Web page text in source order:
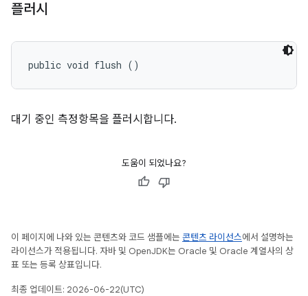
플러시
public void flush ()
대기 중인 측정항목을 플러시합니다.
도움이 되었나요?
이 페이지에 나와 있는 콘텐츠와 코드 샘플에는 콘텐츠 라이선스에서 설명하는
라이선스가 적용됩니다. 자바 및 OpenJDK는 Oracle 및 Oracle 계열사의 상
표 또는 등록 상표입니다.
최종 업데이트: 2026-06-22(UTC)